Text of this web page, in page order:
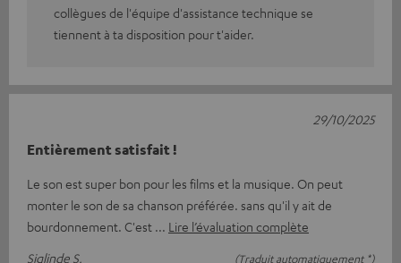
collègues de l'équipe d'assistance technique se
tiennent à ta disposition pour t'aider.
Entièrement satisfait !
Le son est super bon pour les films et la musique. On peut
monter le son de sa chanson préférée. sans qu'il y ait de
bourdonnement. C'est
Lire l’évaluation complète
Siglinde S.
(Traduit automatiquement *)
29/10/2025